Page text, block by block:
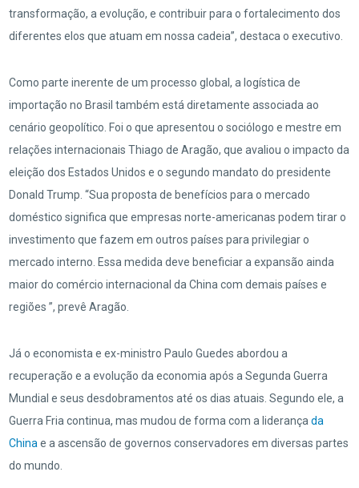
transformação, a evolução, e contribuir para o fortalecimento dos
diferentes elos que atuam em nossa cadeia”, destaca o executivo.
Como parte inerente de um processo global, a logística de
importação no Brasil também está diretamente associada ao
cenário geopolítico. Foi o que apresentou o sociólogo e mestre em
relações internacionais Thiago de Aragão, que avaliou o impacto da
eleição dos Estados Unidos e o segundo mandato do presidente
Donald Trump. “Sua proposta de benefícios para o mercado
doméstico significa que empresas norte-americanas podem tirar o
investimento que fazem em outros países para privilegiar o
mercado interno. Essa medida deve beneficiar a expansão ainda
maior do comércio internacional da China com demais países e
regiões ”, prevê Aragão.
Já o economista e ex-ministro Paulo Guedes abordou a
recuperação e a evolução da economia após a Segunda Guerra
Mundial e seus desdobramentos até os dias atuais. Segundo ele, a
Guerra Fria continua, mas mudou de forma com a liderançada
Chinae a ascensão de governos conservadores em diversas partes
do mundo.